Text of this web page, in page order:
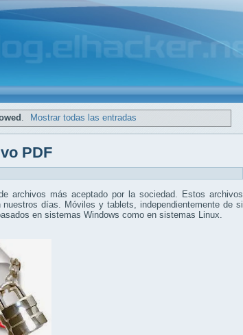
Mostrar todas las entradas
PDF
archivos más aceptado por la sociedad. Estos archivos
días. Móviles y tablets, independientemente de si
en sistemas Windows como en sistemas Linux.